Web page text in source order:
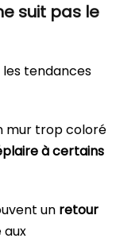
suit pas le
tendances
mur trop coloré
à certains
un retour